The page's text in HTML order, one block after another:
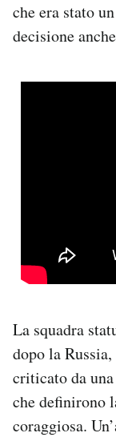
che era stato
decisione
La squadra
dopo la
criticato da
che definirono
coraggiosa.